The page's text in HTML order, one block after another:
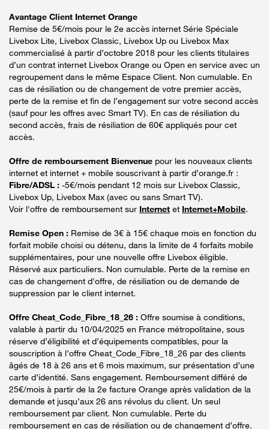
Avantage Client Internet Orange
Remise de 5€/mois pour le 2e accès internet Série Spéciale
Livebox Lite, Livebox Classic, Livebox Up ou Livebox Max
commercialisé à partir d’octobre 2018 pour les clients titulaires
d’un contrat internet Livebox Orange ou Open en service avec un
regroupement dans le même Espace Client. Non cumulable. En
cas de résiliation ou de changement de votre premier accès,
perte de la remise et fin de l’engagement sur votre second accès
(sauf pour les offres avec Smart TV). En cas de résiliation du
second accès, frais de résiliation de 60€ appliqués pour cet
accès.
Offre de remboursement Bienvenue pour les nouveaux clients
internet et internet + mobile souscrivant à partir d’orange.fr :
Fibre/ADSL : -5€/mois pendant 12 mois sur Livebox Classic,
Livebox Up, Livebox Max (avec ou sans Smart TV).
Voir l'offre de remboursement sur Internet et Internet+Mobile.
Remise Open : Remise de 3€ à 15€ chaque mois en fonction du
forfait mobile choisi ou détenu, dans la limite de 4 forfaits mobile
supplémentaires, pour une nouvelle offre Livebox éligible.
Réservé aux particuliers. Non cumulable. Perte de la remise en
cas de changement d'offre, de résiliation ou de demande de
suppression par le client internet.
Offre Cheat_Code_Fibre_18_26 : Offre soumise à conditions,
valable à partir du 10/04/2025 en France métropolitaine, sous
réserve d’éligibilité et d’équipements compatibles, pour la
souscription à l’offre Cheat_Code_Fibre_18_26 par des clients
âgés de 18 à 26 ans et 6 mois maximum, sur présentation d’une
carte d’identité. Sans engagement. Remboursement différé de
25€/mois à partir de la 2e facture Orange après validation de la
demande et jusqu’aux 26 ans révolus du client. Un seul
remboursement par client. Non cumulable. Perte du
remboursement en cas de résiliation ou de changement d’offre.